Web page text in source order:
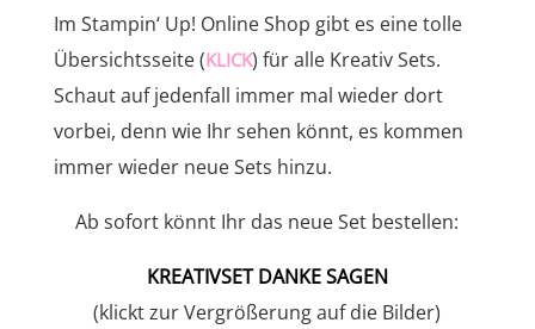
Im Stampin‘ Up! Online Shop gibt es eine tolle
Übersichtsseite (KLICK) für alle Kreativ Sets.
Schaut auf jedenfall immer mal wieder dort
vorbei, denn wie Ihr sehen könnt, es kommen
immer wieder neue Sets hinzu.
Ab sofort könnt Ihr das neue Set bestellen:
KREATIVSET DANKE SAGEN
(klickt zur Vergrößerung auf die Bilder)